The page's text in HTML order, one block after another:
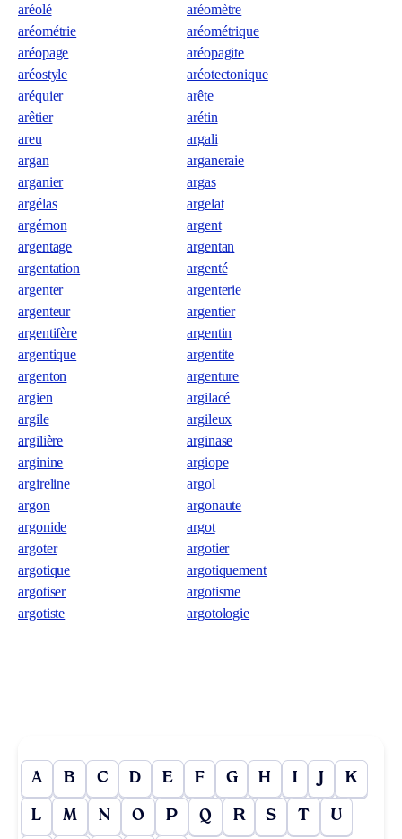
aréolé
aréomètre
aréométrie
aréométrique
aréopage
aréopagite
aréostyle
aréotectonique
aréquier
arête
arêtier
arétin
areu
argali
argan
arganeraie
arganier
argas
argélas
argelat
argémon
argent
argentage
argentan
argentation
argenté
argenter
argenterie
argenteur
argentier
argentifère
argentin
argentique
argentite
argenton
argenture
argien
argilacé
argile
argileux
argilière
arginase
arginine
argiope
argireline
argol
argon
argonaute
argonide
argot
argoter
argotier
argotique
argotiquement
argotiser
argotisme
argotiste
argotologie
A B C D E F G H I J K
L M N O P Q R S T U